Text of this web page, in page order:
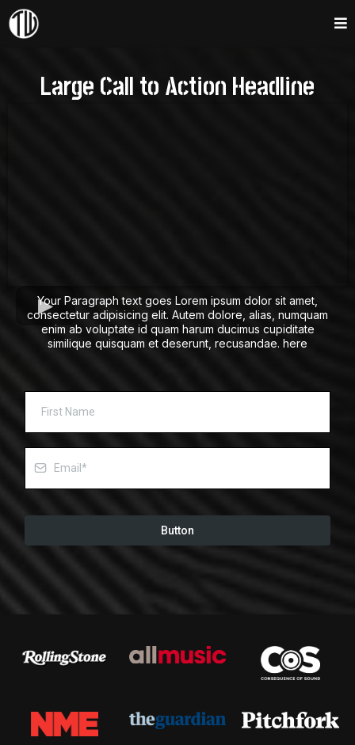
Large Call to Action Headline
Your Paragraph text goes Lorem ipsum dolor sit amet,
consectetur adipisicing elit. Autem dolore, alias, numquam
enim ab voluptate id quam harum ducimus cupiditate
similique quisquam et deserunt, recusandae. here
Button